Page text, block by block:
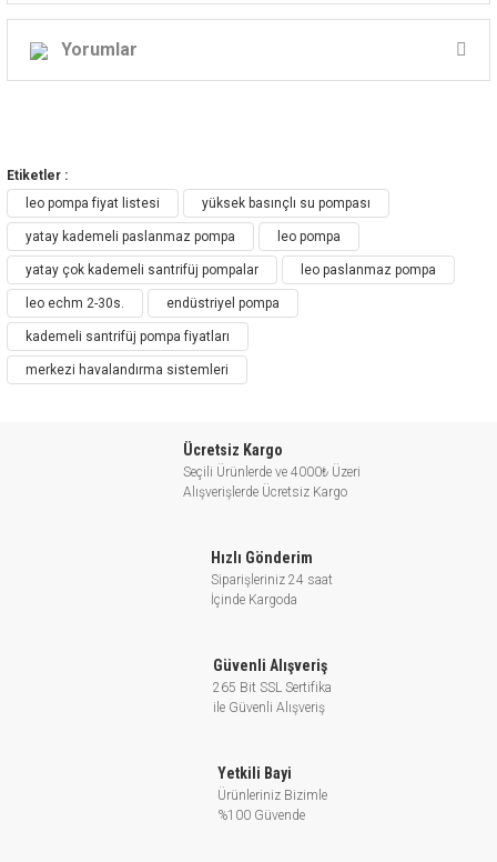
ECH, ECHm MODEL SANTRİFÜJ POMPA
ÇEŞİTLERİ:
Yatay Çok Kademeli Santrifüj Pompa
Uygulama
pompası; evsel su kaynağı, ekipman
desteği, boru hattı basınçlandırılması,
bahçe sulama, sebze seraları sulama,
endüstriyel ve maden, yüksek binalarda
su temini ve drenaj sistemleri, merkezi
alanlarda kullanılmaya uygundur.
Yorumlar
Yorum Yaz
Etiketler :
leo pompa fiyat listesi
yüksek basınçlı su pompası
yatay kademeli paslanmaz pompa leo pompa
yatay çok kademeli santrifüj pompalar leo paslanmaz pompa
leo echm 2-30s. endüstriyel pompa
kademeli santrifüj pompa fiyatları
merkezi havalandırma sistemleri
Ücretsiz Kargo
Seçili Ürünlerde ve 4000₺ Üzeri
Alışverişlerde Ücretsiz Kargo
Hızlı Gönderim
Siparişleriniz 24 saat
İçinde Kargoda
Güvenli Alışveriş
265 Bit SSL Sertifika
ile Güvenli Alışveriş
Yetkili Bayi
Ürünleriniz Bizimle
%100 Güvende